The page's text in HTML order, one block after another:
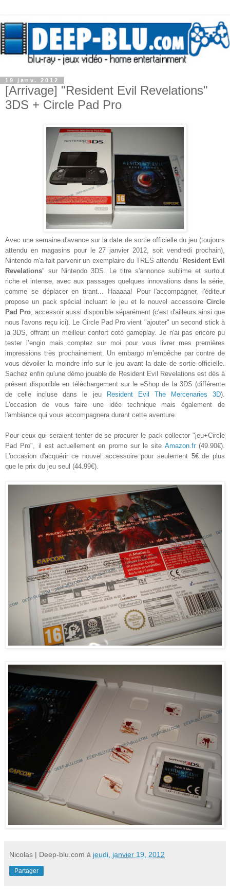
19 janv. 2012
[Arrivage] "Resident Evil Revelations"
3DS + Circle Pad Pro
Avec une semaine d'avance sur la date de sortie officielle du jeu (toujours
attendu en magasins pour le 27 janvier 2012, soit vendredi prochain),
Nintendo m'a fait parvenir un exemplaire du TRES attendu " Resident Evil
Revelations" sur Nintendo 3DS. Le titre s'annonce sublime et surtout
riche et intense, avec aux passages quelques innovations dans la série,
comme se déplacer en tirant... Haaaaa! Pour l'accompagner, l'éditeur
propose un pack spécial incluant le jeu et le nouvel accessoire Circle
Pad Pro, accessoir aussi disponible séparément (c'est d'ailleurs ainsi que
nous l'avons reçu ici). Le Circle Pad Pro vient "ajouter" un second stick à
la 3DS, offrant un meilleur confort coté gameplay. Je n'ai pas encore pu
tester l’engin mais comptez sur moi pour vous livrer mes premières
impressions très prochainement. Un embargo m’empêche par contre de
vous dévoiler la moindre info sur le jeu avant la date de sortie officielle.
Sachez enfin qu'une démo jouable de Resident Evil Revelations est dès à
présent disponible en téléchargement sur le eShop de la 3DS (différente
de celle incluse dans le jeu
Resident Evil The Mercenaries 3D).
L'occasion de vous faire une idée technique mais également de
l'ambiance qui vous accompagnera durant cette aventure.
Pour ceux qui seraient tenter de se procurer le pack collector "jeu+Circle
Pad Pro", il est actuellement en promo sur le site Amazon.fr(49.90€).
L'occasion d'acquérir ce nouvel accessoire pour seulement 5€ de plus
que le prix du jeu seul (44.99€).
Nicolas | Deep-blu.com à jeudi, janvier 19, 2012
Partager